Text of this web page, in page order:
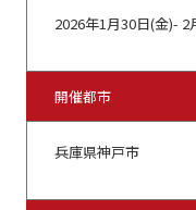
2026年1月30日(金)- 2
開催都市
兵庫県神戸市